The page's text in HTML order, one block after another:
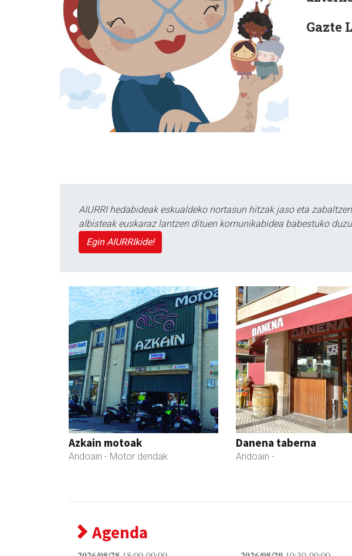
Gazte
AIURRI hedabideak eskualdeko nortasun hitzak jaso eta
albisteak euskaraz lantzen dituen komunikabidea babestuko
Egin AIURRIkide!
Azkain motoak
Andoain - Motor dendak
Danena taberna
Andoain -
Agenda